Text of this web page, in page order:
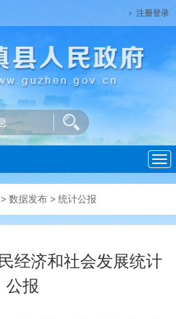
注册登录
导
航
> 数据发布 > 统计公报
经济和社会发展统计
公报